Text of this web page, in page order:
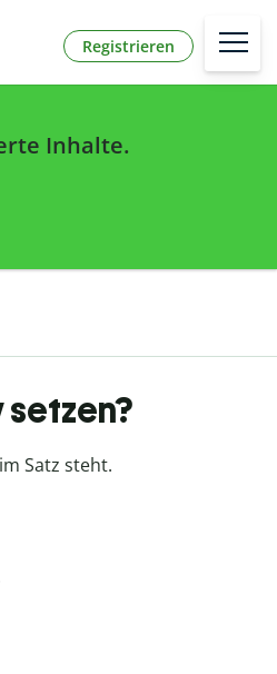
Registrieren
Inhalte.
Satz steht.